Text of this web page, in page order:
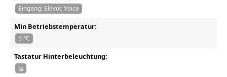
Eingang: Elevoc Voice
Min Betriebstemperatur:
5 °C
Tastatur Hinterbeleuchtung:
Ja